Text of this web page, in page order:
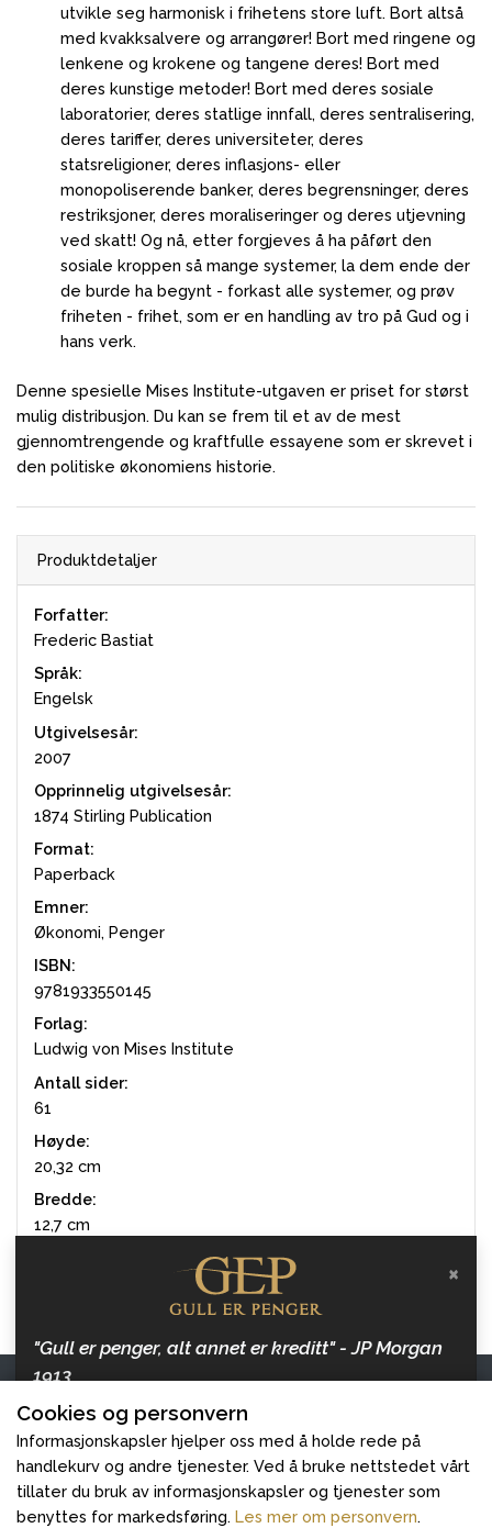
utvikle seg harmonisk i frihetens store luft. Bort altså
med kvakksalvere og arrangører! Bort med ringene og
lenkene og krokene og tangene deres! Bort med
deres kunstige metoder! Bort med deres sosiale
laboratorier, deres statlige innfall, deres sentralisering,
deres tariffer, deres universiteter, deres
statsreligioner, deres inflasjons- eller
monopoliserende banker, deres begrensninger, deres
restriksjoner, deres moraliseringer og deres utjevning
ved skatt! Og nå, etter forgjeves å ha påført den
sosiale kroppen så mange systemer, la dem ende der
de burde ha begynt - forkast alle systemer, og prøv
friheten - frihet, som er en handling av tro på Gud og i
hans verk.
Denne spesielle Mises Institute-utgaven er priset for størst
mulig distribusjon. Du kan se frem til et av de mest
gjennomtrengende og kraftfulle essayene som er skrevet i
den politiske økonomiens historie.
Produktdetaljer
Forfatter:
Frederic Bastiat
Språk:
Engelsk
Utgivelsesår:
2007
Opprinnelig utgivelsesår:
1874 Stirling Publication
Format:
Paperback
Emner:
Økonomi, Penger
ISBN:
9781933550145
Forlag:
Ludwig von Mises Institute
Antall sider:
61
Høyde:
20,32 cm
Bredde:
12,7 cm
Kontakt oss
Gull er Penger
Følg oss
Cookies og personvern
Informasjonskapsler hjelper oss med å holde rede på
handlekurv og andre tjenester. Ved å bruke nettstedet vårt
tillater du bruk av informasjonskapsler og tjenester som
benyttes for markedsføring. Les mer om personvern.
×
"Gull er penger, alt annet er kreditt" - JP Morgan
1913
Hold deg oppdatert med artikler om penger, inflasjon
og gull, og hvordan beskytte dine verdier.